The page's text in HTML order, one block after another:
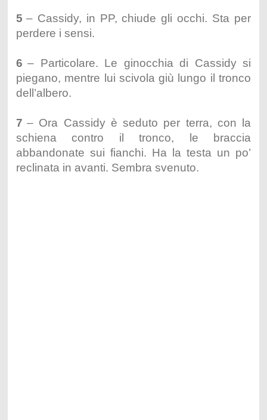
5 – Cassidy, in PP, chiude gli occhi. Sta per
perdere i sensi.
6 – Particolare. Le ginocchia di Cassidy si
piegano, mentre lui scivola giù lungo il tronco
dell’albero.
7 – Ora Cassidy è seduto per terra, con la
schiena contro il tronco, le braccia
abbandonate sui fianchi. Ha la testa un po’
reclinata in avanti. Sembra svenuto.